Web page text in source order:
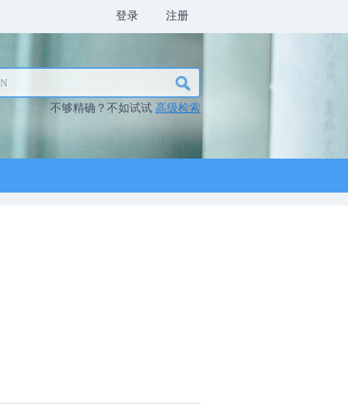
登录 注册
不够精确？不如试试 高级检索